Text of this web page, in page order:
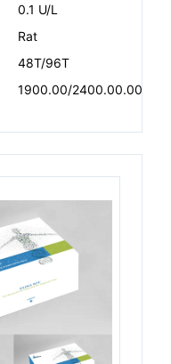
0.1 U/L
Rat
48T/96T
1900.00/2400.00.00